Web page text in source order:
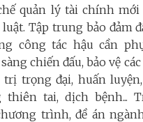
quản lý tài chính
Tập trung bảo đảm
công tác hậu cần
chiến đấu, bảo vệ
trọng đại, huấn luyện,
thiên tai, dịch bệnh...
trình, đề án